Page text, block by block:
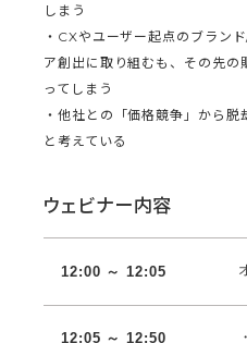
しまう
・CXやユーザー起点のブラン
ア創出に取り組むも、その先の
ってしまう
・他社との「価格競争」から
と考えている
ウェビナー内容
12:00 ～ 12:05
12:05 ～ 12:50